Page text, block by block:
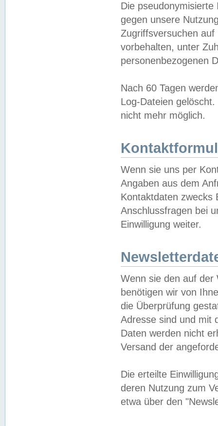
Die
gegen unsere
Zugriffsversuchen
vorbehalten, unter
personenbezogenen
Nach 60 Tagen
Log-Dateien
nicht mehr möglich.
Wenn sie uns per
Angaben aus dem
Kontaktdaten zwecks
Anschlussfragen bei
Einwilligung weiter.
Wenn sie den auf der
benötigen wir von
die Überprüfung
Adresse sind und mit
Daten werden nicht
Versand der
Die erteilte
deren Nutzung zum
etwa über den